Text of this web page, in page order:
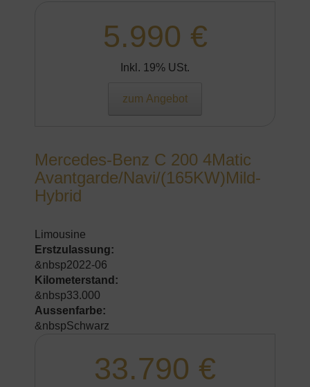
5.990 €
Inkl. 19% USt.
zum Angebot
Mercedes-Benz C 200 4Matic
Avantgarde/Navi/(165KW)Mild-
Hybrid
Limousine
Erstzulassung:
&nbsp2022-06
Kilometerstand:
&nbsp33.000
Aussenfarbe:
&nbspSchwarz
33.790 €